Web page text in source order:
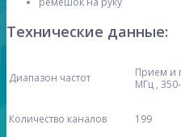
Технические данные:
Диапазон частот
Прием и
МГц ,
Количество каналов 199